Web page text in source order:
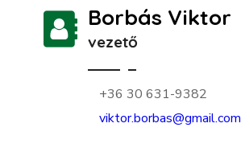
Borbás Viktor
vezető
+36 30 631-9382
viktor.borbas@gmail.com